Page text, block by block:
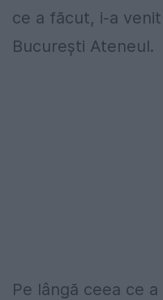
ce a făcut, i-a
București Ateneul.
Pe lângă ceea ce